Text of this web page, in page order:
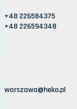
+48 226584375
+48 226594348
warszawa@heko.pl